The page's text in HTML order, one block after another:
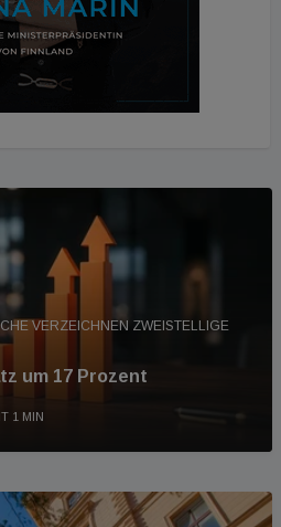
VERZEICHNEN ZWEISTELLIGE
um 17 Prozent
1 MIN